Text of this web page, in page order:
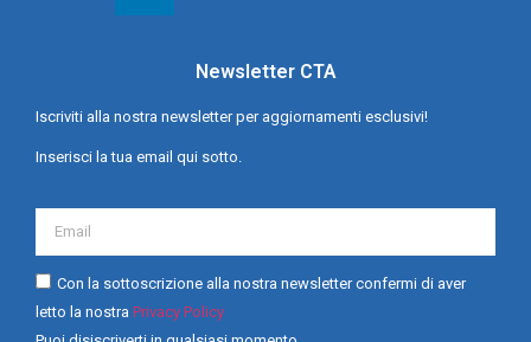
Newsletter CTA
Iscriviti alla nostra newsletter per aggiornamenti esclusivi!
Inserisci la tua email qui sotto.
Con la sottoscrizione alla nostra newsletter confermi di aver
letto la nostra Privacy Policy